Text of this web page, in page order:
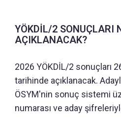
YÖKDİL/2 SONUÇLARI
AÇIKLANACAK?
2026 YÖKDİL/2 sonuçları
tarihinde açıklanacak.
ÖSYM'nin sonuç sistemi
numarası ve aday